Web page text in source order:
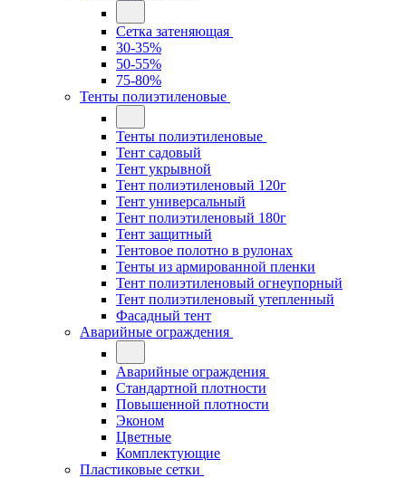
Сетка затеняющая
30-35%
50-55%
75-80%
Тенты полиэтиленовые
Тенты полиэтиленовые
Тент садовый
Тент укрывной
Тент полиэтиленовый 120г
Тент универсальный
Тент полиэтиленовый 180г
Тент защитный
Тентовое полотно в рулонах
Тенты из армированной пленки
Тент полиэтиленовый огнеупорный
Тент полиэтиленовый утепленный
Фасадный тент
Аварийные ограждения
Аварийные ограждения
Стандартной плотности
Повышенной плотности
Эконом
Цветные
Комплектующие
Пластиковые сетки